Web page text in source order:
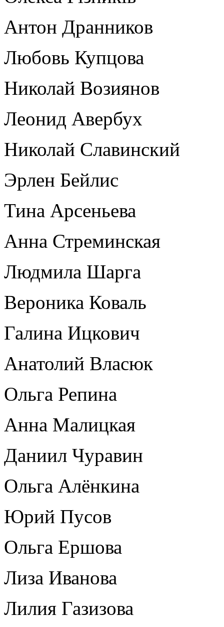
Антон Дранников
Любовь Купцова
Николай Возиянов
Леонид Авербух
Николай Славинский
Эрлен Бейлис
Тина Арсеньева
Анна Стреминская
Людмила Шарга
Вероника Коваль
Галина Ицкович
Анатолий Власюк
Ольга Репина
Анна Малицкая
Даниил Чуравин
Ольга Алёнкина
Юрий Пусов
Ольга Ершова
Лиза Иванова
Лилия Газизова